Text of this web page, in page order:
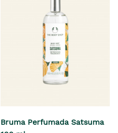
Bruma Perfumada Satsuma